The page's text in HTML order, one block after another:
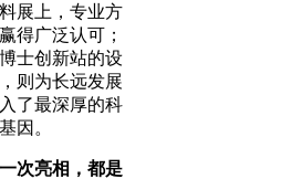
展上，专业方
得广泛认可；
士创新站的设
则为长远发展
了最深厚的科
因。
次亮相，都是